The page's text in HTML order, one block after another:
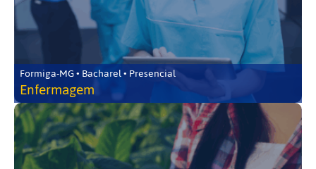
Formiga-MG • Bacharel • Presencial
Enfermagem